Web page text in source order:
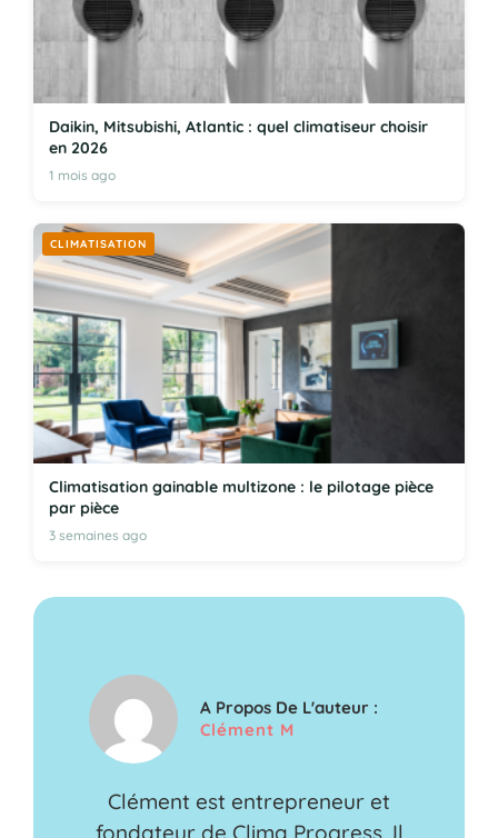
Daikin, Mitsubishi, Atlantic : quel climatiseur choisir
en 2026
1 mois ago
CLIMATISATION
Climatisation gainable multizone : le pilotage pièce
par pièce
3 semaines ago
A Propos De L'auteur :
Clément M
Clément est entrepreneur et
fondateur de Clima Progress. Il